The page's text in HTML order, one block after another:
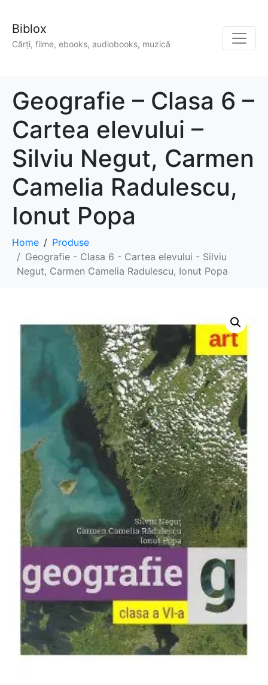
Biblox
Cărți, filme, ebooks, audiobooks, muzică
Geografie – Clasa 6 –
Cartea elevului –
Silviu Negut, Carmen
Camelia Radulescu,
Ionut Popa
Home
Produse
Geografie - Clasa 6 - Cartea elevului - Silviu
Negut, Carmen Camelia Radulescu, Ionut Popa